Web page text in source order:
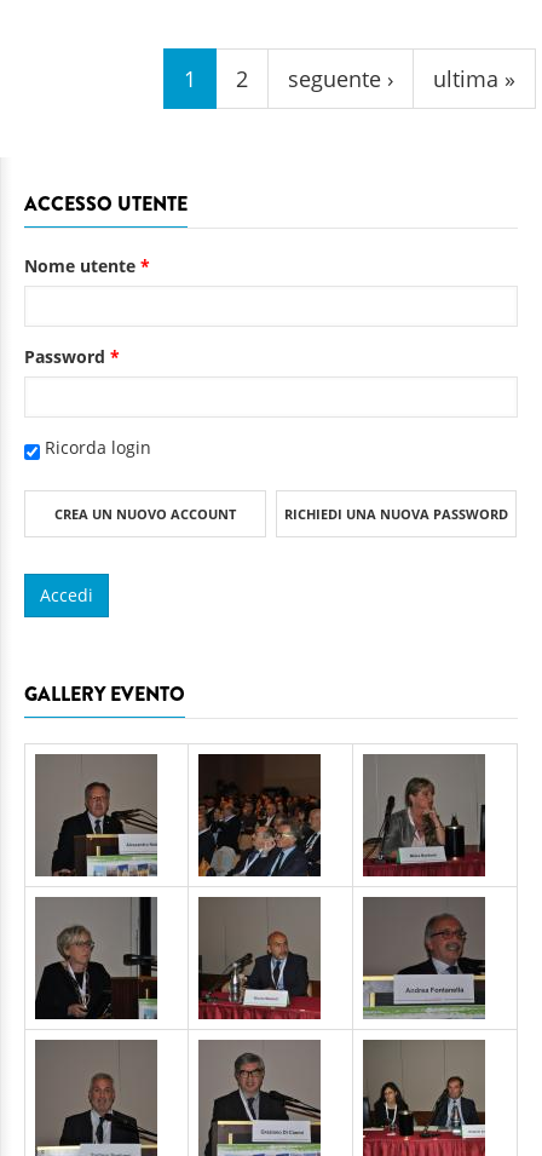
1 2 seguente › ultima »
ACCESSO UTENTE
Nome utente *
Password *
Ricorda login
CREA UN NUOVO ACCOUNT RICHIEDI UNA NUOVA PASSWORD
GALLERY EVENTO